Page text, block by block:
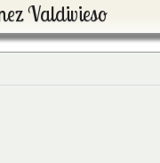
Valdivieso